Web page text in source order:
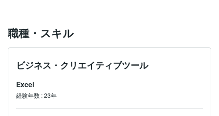
・約7年間のマネジメント経験
・部長として自走するチームづくりを実践
・数百回に及ぶ1on1の積み重ね
■Kindle出版
『考える、整える、伝わる。実践エクセル仕事術』
職種・スキル
ビジネス・クリエイティブツール
Excel
経験年数 :23年